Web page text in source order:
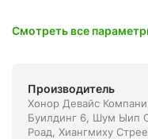
Смотреть все
Производитель
Хонор Девайс
Буилдинг 6, Шум Ыип
Роад, Xиангмиху